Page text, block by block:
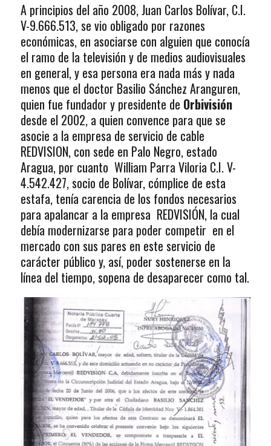
A principios del año 2008, Juan Carlos Bolívar, C.I.
V-9.666.513, se vio obligado por razones
económicas, en asociarse con alguien que conocía
el ramo de la televisión y de medios audiovisuales
en general, y esa persona era nada más y nada
menos que el doctor Basilio Sánchez Aranguren,
quien fue fundador y presidente de Orbivisión
desde el 2002, a quien convence para que se
asocie a la empresa de servicio de cable
REDVISION, con sede en Palo Negro, estado
Aragua, por cuanto William Parra Viloria C.I. V-
4.542.427, socio de Bolívar, cómplice de esta
estafa, tenía carencia de los fondos necesarios
para apalancar a la empresa REDVISIÓN, la cual
debía modernizarse para poder competir en el
mercado con sus pares en este servicio de
carácter público y, así, poder sostenerse en la
línea del tiempo, sopena de desaparecer como tal.